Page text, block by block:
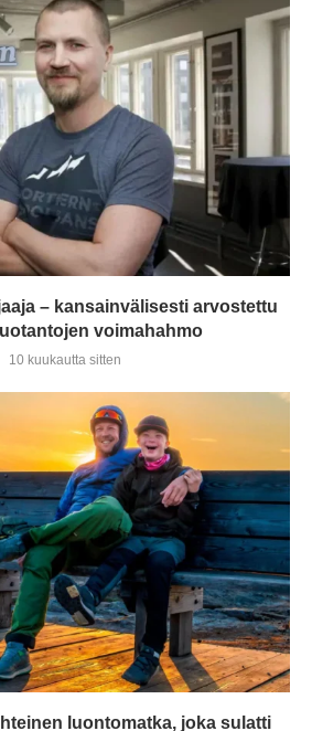
– kansainvälisesti arvostettu
voimahahmo
10 kuukautta sitten
luontomatka, joka sulatti